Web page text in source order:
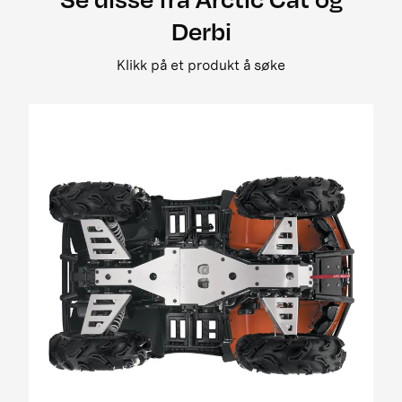
2008 650 3in1 pm street legal my i
2008 650 h1 street legal 0bc69
MY08-MY10 01[1]
2009 400 2x4 og 4x4 EFT
2009 500 TRV EFT PM Street Legal MY09
2009 650 H1 EFT PM T3
2009 700 H1 EFI Cruiser EFT PM Street Legal
MY09
2009 700 H1 EFI EFT Panther EFT PM MY09
2009 700 H1 EFI TRV EFT PM Street Legal MY09
01
Derbi
Klikk på et produkt å søke